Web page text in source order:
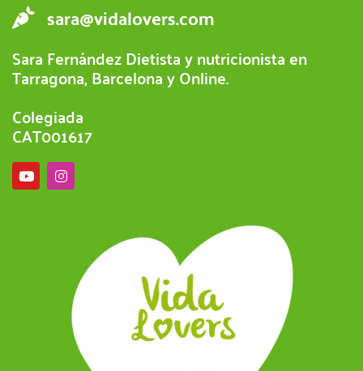
sara@vidalovers.com
Sara Fernández Dietista y nutricionista en
Tarragona, Barcelona y Online.
Colegiada
CAT001617